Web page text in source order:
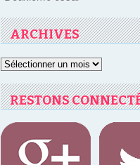
ARCHIVES
Archives
RESTONS